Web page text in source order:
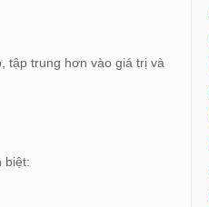
tập trung hơn vào giá trị và
biệt: